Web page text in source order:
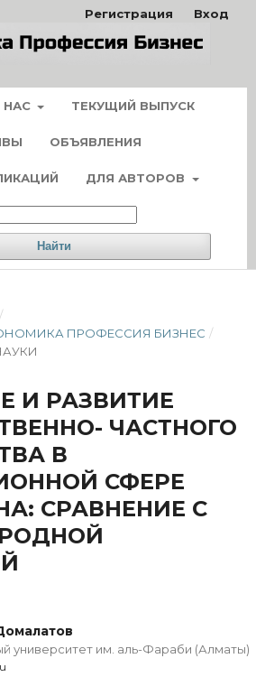
НАС ТЕКУЩИЙ ВЫПУСК
ОБЪЯВЛЕНИЯ
ДЛЯ АВТОРОВ
Найти
Регистрация Вход
/
ПРОФЕССИЯ БИЗНЕС /
И РАЗВИТИЕ
ЧАСТНОГО
В
СФЕРЕ
СРАВНЕНИЕ С
университет им. аль-Фараби (Алматы)